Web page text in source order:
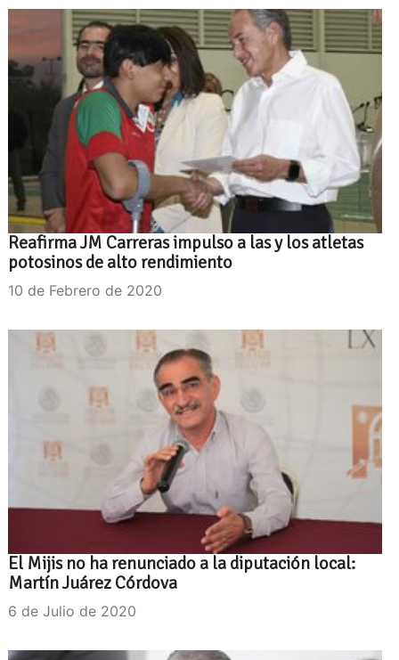
Reafirma JM Carreras impulso a las y los atletas
potosinos de alto rendimiento
10 de Febrero de 2020
El Mijis no ha renunciado a la diputación local:
Martín Juárez Córdova
6 de Julio de 2020